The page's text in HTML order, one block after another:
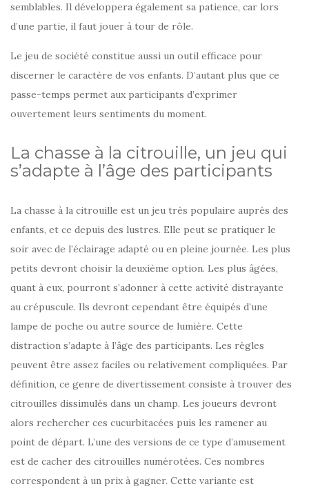
semblables. Il développera également sa patience, car lors
d’une partie, il faut jouer à tour de rôle.
Le jeu de société constitue aussi un outil efficace pour
discerner le caractère de vos enfants. D’autant plus que ce
passe-temps permet aux participants d’exprimer
ouvertement leurs sentiments du moment.
La chasse à la citrouille, un jeu qui
s’adapte à l’âge des participants
La chasse à la citrouille est un jeu très populaire auprès des
enfants, et ce depuis des lustres. Elle peut se pratiquer le
soir avec de l’éclairage adapté ou en pleine journée. Les plus
petits devront choisir la deuxième option. Les plus âgées,
quant à eux, pourront s’adonner à cette activité distrayante
au crépuscule. Ils devront cependant être équipés d’une
lampe de poche ou autre source de lumière. Cette
distraction s’adapte à l’âge des participants. Les règles
peuvent être assez faciles ou relativement compliquées. Par
définition, ce genre de divertissement consiste à trouver des
citrouilles dissimulés dans un champ. Les joueurs devront
alors rechercher ces cucurbitacées puis les ramener au
point de départ. L’une des versions de ce type d’amusement
est de cacher des citrouilles numérotées. Ces nombres
correspondent à un prix à gagner. Cette variante est